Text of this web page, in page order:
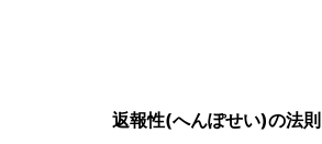
返報性(へんぽせい)の法則